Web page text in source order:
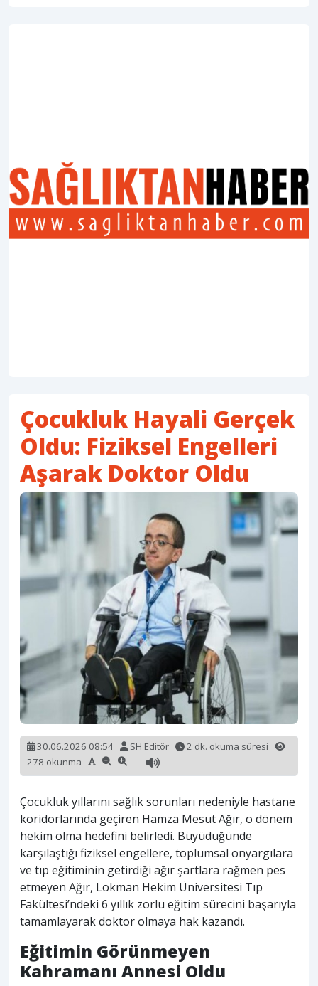
Çocukluk Hayali Gerçek
Oldu: Fiziksel Engelleri
Aşarak Doktor Oldu
30.06.2026 08:54 SH Editör
2 dk. okuma süresi
278 okunma
Çocukluk yıllarını sağlık sorunları nedeniyle hastane
koridorlarında geçiren Hamza Mesut Ağır, o dönem
hekim olma hedefini belirledi. Büyüdüğünde
karşılaştığı fiziksel engellere, toplumsal önyargılara
ve tıp eğitiminin getirdiği ağır şartlara rağmen pes
etmeyen Ağır, Lokman Hekim Üniversitesi Tıp
Fakültesi’ndeki 6 yıllık zorlu eğitim sürecini başarıyla
tamamlayarak doktor olmaya hak kazandı.
Eğitimin Görünmeyen
Kahramanı Annesi Oldu